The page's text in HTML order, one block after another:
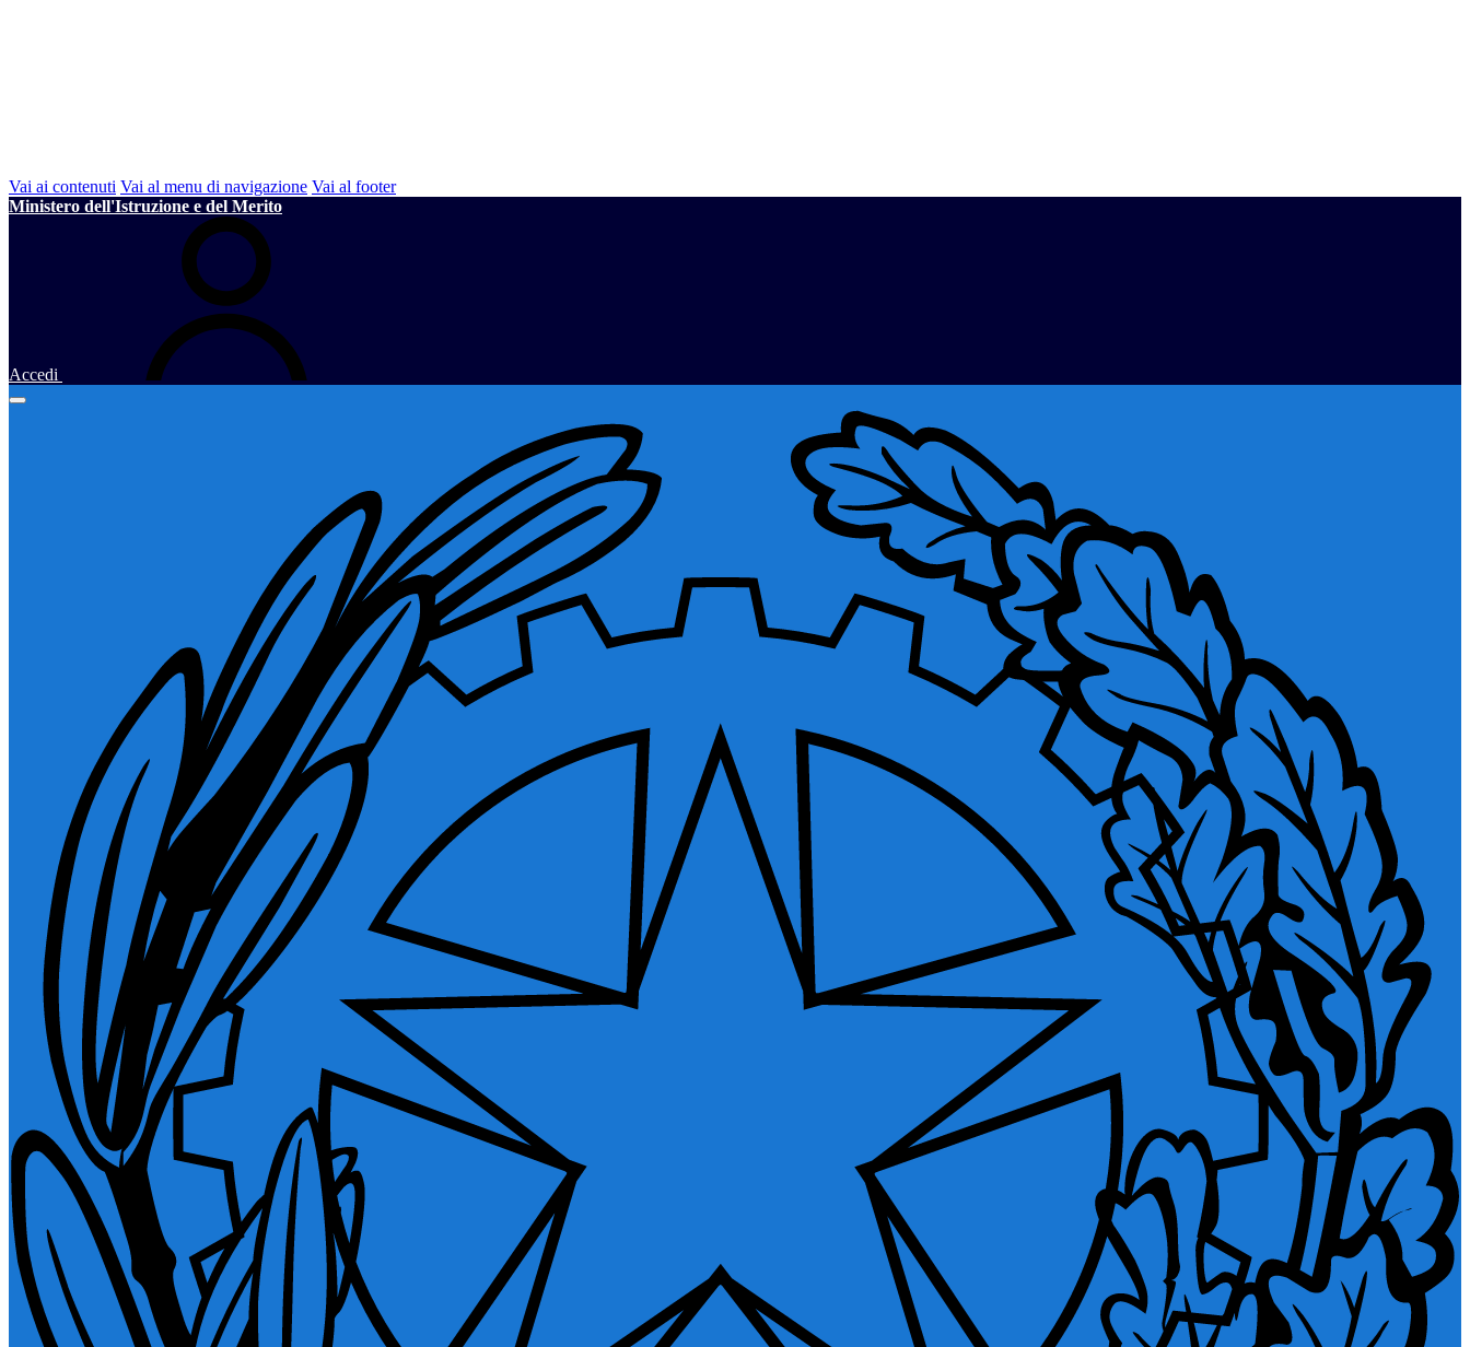
Vai ai contenuti Vai al menu di navigazione Vai al footer
Ministero dell'Istruzione e del Merito
Accedi